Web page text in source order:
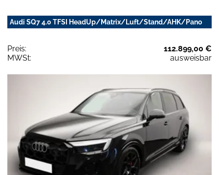
Audi SQ7 4.0 TFSI HeadUp/Matrix/Luft/Stand/AHK/Pano
Preis:
112.899,00 €
MWSt:
ausweisbar